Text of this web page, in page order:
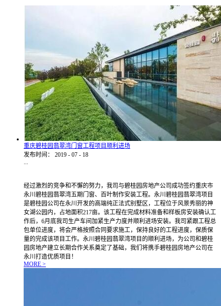
重庆碧桂园翡翠湾门窗工程项目顺利进场
发布时间：
2019 - 07 - 18
...
经过激烈的竞争和不懈的努力，我司与碧桂园房地产公司成功签约重庆市
永川碧桂园翡翠湾五期门窗、百叶制作安装工程。永川碧桂园翡翠湾项目
是碧桂园公司在永川开发的高端纯正法式别墅区，工程位于风景秀丽的神
女湖公园内，占地面积217亩。该工程在完成材料准备和样板房安装确认工
作后，6月底我司生产车间加紧生产力度并顺利进场安装。我司紧跟工程总
包单位进度，将会严格按照合同要求施工，保持良好的工程进度，保质保
量的完成该项目工作。永川碧桂园翡翠湾项目的顺利进场，为公司和碧桂
园房地产建立长期合作关系奠定了基础，我们将携手碧桂园房地产公司在
永川打造优质项目！
MORE >